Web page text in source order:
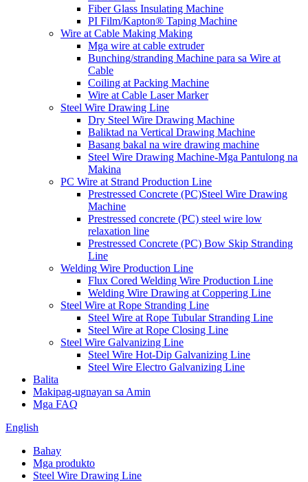
Fiber Glass Insulating Machine
PI Film/Kapton® Taping Machine
Wire at Cable Making Making
Mga wire at cable extruder
Bunching/stranding Machine para sa Wire at
Cable
Coiling at Packing Machine
Wire at Cable Laser Marker
Steel Wire Drawing Line
Dry Steel Wire Drawing Machine
Baliktad na Vertical Drawing Machine
Basang bakal na wire drawing machine
Steel Wire Drawing Machine-Mga Pantulong na
Makina
PC Wire at Strand Production Line
Prestressed Concrete (PC)Steel Wire Drawing
Machine
Prestressed concrete (PC) steel wire low
relaxation line
Prestressed Concrete (PC) Bow Skip Stranding
Line
Welding Wire Production Line
Flux Cored Welding Wire Production Line
Welding Wire Drawing at Coppering Line
Steel Wire at Rope Stranding Line
Steel Wire at Rope Tubular Stranding Line
Steel Wire at Rope Closing Line
Steel Wire Galvanizing Line
Steel Wire Hot-Dip Galvanizing Line
Steel Wire Electro Galvanizing Line
Balita
Makipag-ugnayan sa Amin
Mga FAQ
English
Bahay
Mga produkto
Steel Wire Drawing Line